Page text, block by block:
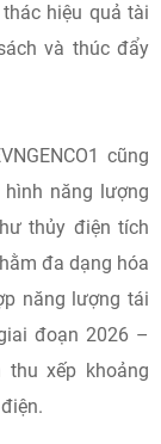
hiệu quả tài
và thúc đẩy
cũng
năng lượng
thủy điện tích
đa dạng hóa
năng lượng tái
đoạn 2026 –
xếp khoảng